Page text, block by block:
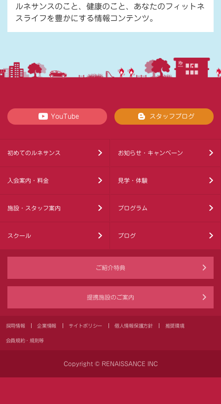
ルネサンスのこと、健康のこと、あなたのフィットネ
スライフを豊かにする情報コンテンツ。
YouTube スタッフブログ
初めてのルネサンス お知らせ・キャンペーン
入会案内・料金 見学・体験
施設・スタッフ案内 プログラム
スクール ブログ
ご紹介特典
提携施設のご案内
採用情報 企業情報 サイトポリシー 個人情報保護方針 推奨環境
会員規約・規則等
Copyright © RENAISSANCE INC